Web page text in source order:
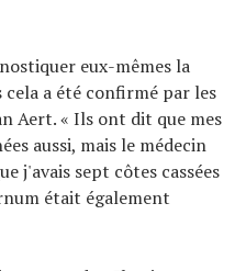
eux-mêmes la
a été confirmé par les
Aert. « Ils ont dit que mes
aussi, mais le médecin
j'avais sept côtes cassées
était également